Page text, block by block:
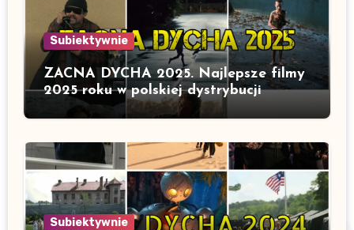
Subiektywnie
ZACNA DYCHA 2025. Najlepsze filmy
2025 roku w polskiej dystrybucji
Subiektywnie